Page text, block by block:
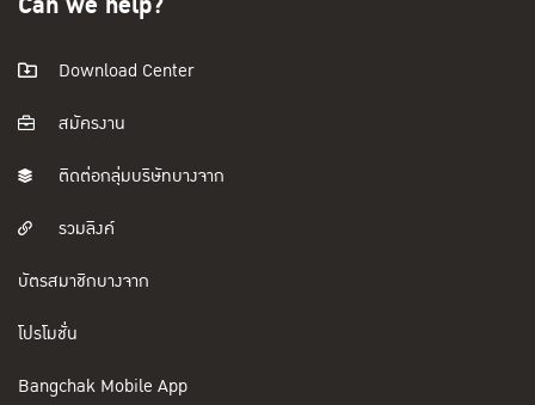
Download Center
สมัครงาน
ติดต่อกลุ่มบริษัทบางจาก
รวมลิงค์
บัตรสมาชิกบางจาก
โปรโมชั่น
Bangchak Mobile App